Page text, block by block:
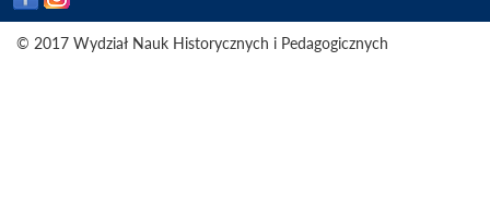
© 2017 Wydział Nauk Historycznych i Pedagogicznych